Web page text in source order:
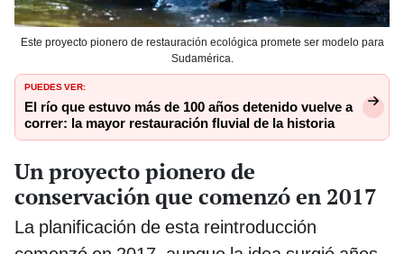
Este proyecto pionero de restauración ecológica promete ser modelo para
Sudamérica.
PUEDES VER:
El río que estuvo más de 100 años detenido vuelve a
correr: la mayor restauración fluvial de la historia
Un proyecto pionero de
conservación que comenzó en 2017
La planificación de esta reintroducción